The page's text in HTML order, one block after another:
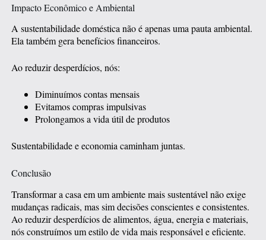
Impacto Econômico e Ambiental
A sustentabilidade doméstica não é apenas uma pauta ambiental.
Ela também gera benefícios financeiros.
Ao reduzir desperdícios, nós:
Diminuímos contas mensais
Evitamos compras impulsivas
Prolongamos a vida útil de produtos
Sustentabilidade e economia caminham juntas.
Conclusão
Transformar a casa em um ambiente mais sustentável não exige
mudanças radicais, mas sim decisões conscientes e consistentes.
Ao reduzir desperdícios de alimentos, água, energia e materiais,
nós construímos um estilo de vida mais responsável e eficiente.